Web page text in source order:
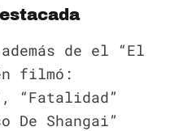
además de el “El
filmó:
“Fatalidad”
De Shangai”